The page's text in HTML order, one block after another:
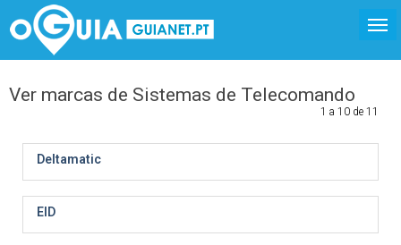
Ver marcas de Sistemas de Telecomando
1 a 10 de 11
Deltamatic
EID